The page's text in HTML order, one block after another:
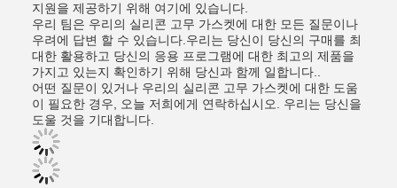
지원을 제공하기 위해 여기에 있습니다.
우리 팀은 우리의 실리콘 고무 가스켓에 대한 모든 질문이나
우려에 답변 할 수 있습니다.우리는 당신이 당신의 구매를 최
대한 활용하고 당신의 응용 프로그램에 대한 최고의 제품을
가지고 있는지 확인하기 위해 당신과 함께 일합니다..
어떤 질문이 있거나 우리의 실리콘 고무 가스켓에 대한 도움
이 필요한 경우, 오늘 저희에게 연락하십시오. 우리는 당신을
도울 것을 기대합니다.